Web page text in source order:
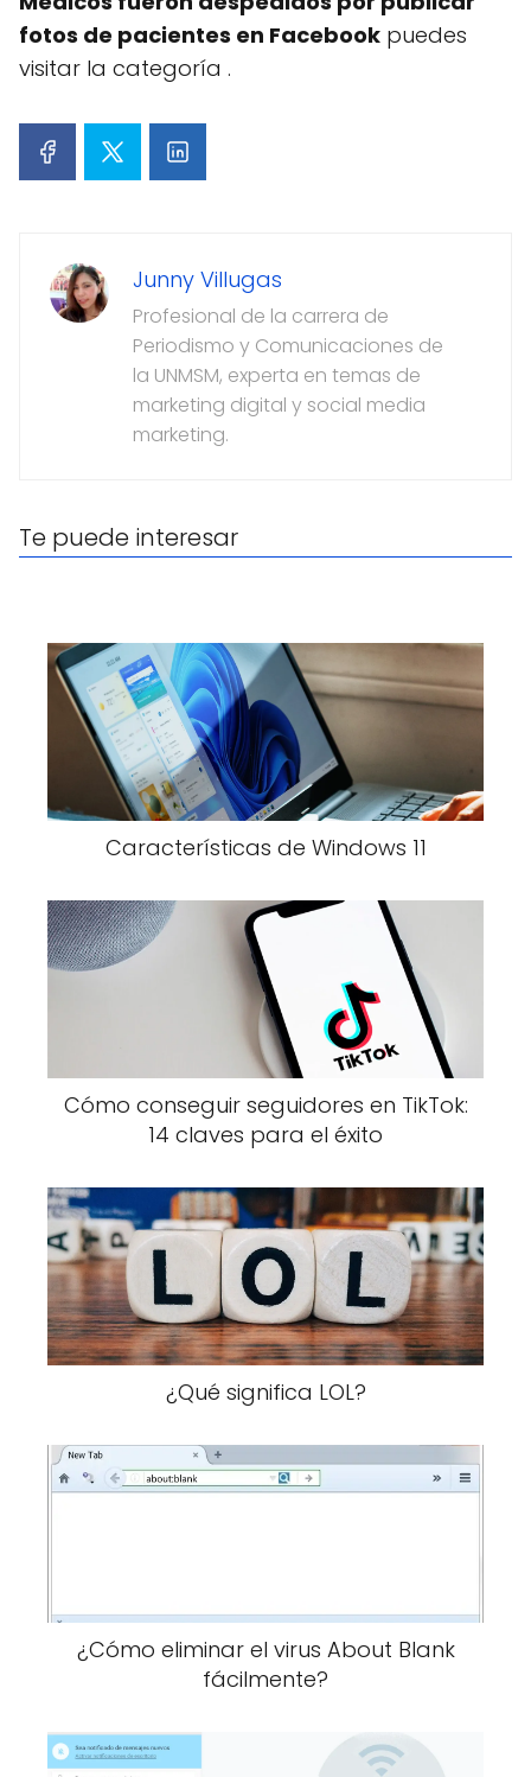
fotos de pacientes en Facebook puedes
visitar la categoría .
Junny Villugas
Profesional de la carrera de
Periodismo y Comunicaciones de
la UNMSM, experta en temas de
marketing digital y social media
marketing.
Te puede interesar
Características de Windows 11
Cómo conseguir seguidores en TikTok:
14 claves para el éxito
¿Qué significa LOL?
¿Cómo eliminar el virus About Blank
fácilmente?